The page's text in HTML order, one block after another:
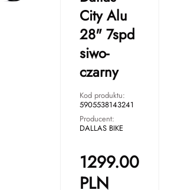
City Alu
28" 7spd
siwo-
czarny
Kod produktu:
5905538143241
Producent:
DALLAS BIKE
1299.00
PLN